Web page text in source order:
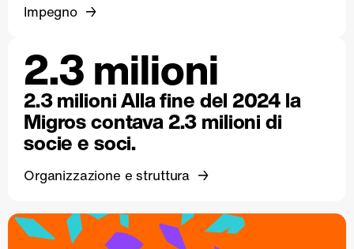
Impegno
2.3 milioni
2.3 milioni Alla fine del 2024 la
Migros contava 2.3 milioni di
socie e soci.
Organizzazione e struttura